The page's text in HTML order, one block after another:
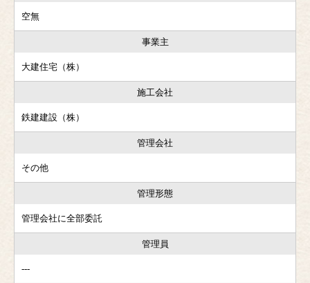
空無
事業主
大建住宅（株）
施工会社
鉄建建設（株）
管理会社
その他
管理形態
管理会社に全部委託
管理員
---